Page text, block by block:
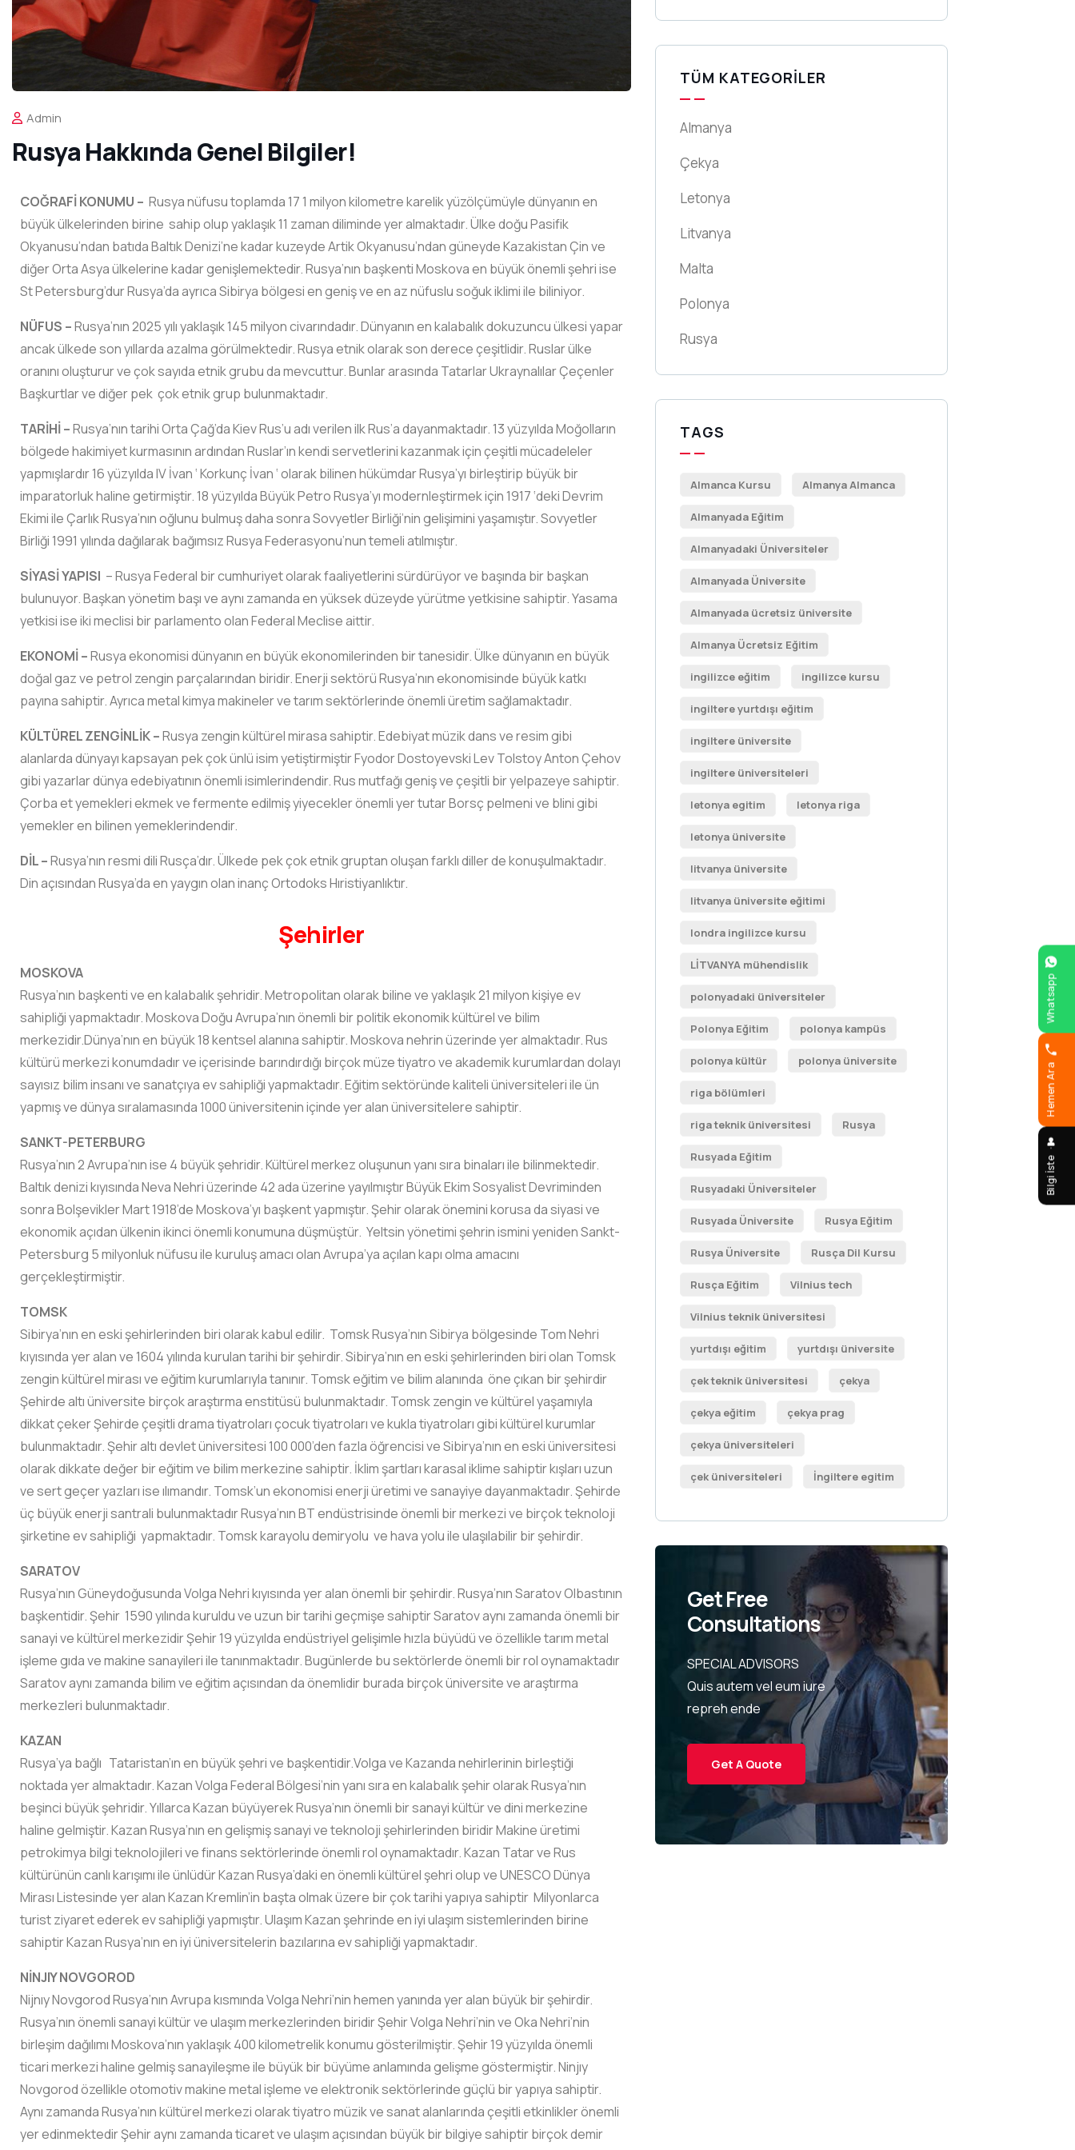
Admin
Rusya Hakkında Genel Bilgiler!
COĞRAFİ KONUMU – Rusya nüfusu toplamda 17 1 milyon kilometre karelik yüzölçümüyle dünyanın en
büyük ülkelerinden birine sahip olup yaklaşık 11 zaman diliminde yer almaktadır. Ülke doğu Pasifik
Okyanusu’ndan batıda Baltık Denizi’ne kadar kuzeyde Artik Okyanusu’ndan güneyde Kazakistan Çin ve
diğer Orta Asya ülkelerine kadar genişlemektedir. Rusya’nın başkenti Moskova en büyük önemli şehri ise
St Petersburg’dur Rusya’da ayrıca Sibirya bölgesi en geniş ve en az nüfuslu soğuk iklimi ile biliniyor.
NÜFUS –Rusya’nın 2025 yılı yaklaşık 145 milyon civarındadır. Dünyanın en kalabalık dokuzuncu ülkesi yapar
ancak ülkede son yıllarda azalma görülmektedir. Rusya etnik olarak son derece çeşitlidir. Ruslar ülke
oranını oluşturur ve çok sayıda etnik grubu da mevcuttur. Bunlar arasında Tatarlar Ukraynalılar Çeçenler
Başkurtlar ve diğer pek çok etnik grup bulunmaktadır.
TARİHİ –Rusya’nın tarihi Orta Çağ’da Kiev Rus’u adı verilen ilk Rus’a dayanmaktadır. 13 yüzyılda Moğolların
bölgede hakimiyet kurmasının ardından Ruslar’ın kendi servetlerini kazanmak için çeşitli mücadeleler
yapmışlardır 16 yüzyılda IV İvan ‘ Korkunç İvan ‘ olarak bilinen hükümdar Rusya’yı birleştirip büyük bir
imparatorluk haline getirmiştir. 18 yüzyılda Büyük Petro Rusya’yı modernleştirmek için 1917 ‘deki Devrim
Ekimi ile Çarlık Rusya’nın oğlunu bulmuş daha sonra Sovyetler Birliği’nin gelişimini yaşamıştır. Sovyetler
Birliği 1991 yılında dağılarak bağımsız Rusya Federasyonu’nun temeli atılmıştır.
SİYASİ YAPISI – Rusya Federal bir cumhuriyet olarak faaliyetlerini sürdürüyor ve başında bir başkan
bulunuyor. Başkan yönetim başı ve aynı zamanda en yüksek düzeyde yürütme yetkisine sahiptir. Yasama
yetkisi ise iki meclisi bir parlamento olan Federal Meclise aittir.
EKONOMİ –Rusya ekonomisi dünyanın en büyük ekonomilerinden bir tanesidir. Ülke dünyanın en büyük
doğal gaz ve petrol zengin parçalarından biridir. Enerji sektörü Rusya’nın ekonomisinde büyük katkı
payına sahiptir. Ayrıca metal kimya makineler ve tarım sektörlerinde önemli üretim sağlamaktadır.
KÜLTÜREL ZENGİNLİK –Rusya zengin kültürel mirasa sahiptir. Edebiyat müzik dans ve resim gibi
alanlarda dünyayı kapsayan pek çok ünlü isim yetiştirmiştir Fyodor Dostoyevski Lev Tolstoy Anton Çehov
gibi yazarlar dünya edebiyatının önemli isimlerindendir. Rus mutfağı geniş ve çeşitli bir yelpazeye sahiptir.
Çorba et yemekleri ekmek ve fermente edilmiş yiyecekler önemli yer tutar Borsç pelmeni ve blini gibi
yemekler en bilinen yemeklerindendir.
DİL –Rusya’nın resmi dili Rusça’dır. Ülkede pek çok etnik gruptan oluşan farklı diller de konuşulmaktadır.
Din açısından Rusya’da en yaygın olan inanç Ortodoks Hıristiyanlıktır.
Şehirler
MOSKOVA
Rusya’nın başkenti ve en kalabalık şehridir. Metropolitan olarak biline ve yaklaşık 21 milyon kişiye ev
sahipliği yapmaktadır. Moskova Doğu Avrupa’nın önemli bir politik ekonomik kültürel ve bilim
merkezidir.Dünya’nın en büyük 18 kentsel alanına sahiptir. Moskova nehrin üzerinde yer almaktadır. Rus
kültürü merkezi konumdadır ve içerisinde barındırdığı birçok müze tiyatro ve akademik kurumlardan dolayı
sayısız bilim insanı ve sanatçıya ev sahipliği yapmaktadır. Eğitim sektöründe kaliteli üniversiteleri ile ün
yapmış ve dünya sıralamasında 1000 üniversitenin içinde yer alan üniversitelere sahiptir.
SANKT-PETERBURG
Rusya’nın 2 Avrupa’nın ise 4 büyük şehridir. Kültürel merkez oluşunun yanı sıra binaları ile bilinmektedir.
Baltık denizi kıyısında Neva Nehri üzerinde 42 ada üzerine yayılmıştır Büyük Ekim Sosyalist Devriminden
sonra Bolşevikler Mart 1918’de Moskova’yı başkent yapmıştır. Şehir olarak önemini korusa da siyasi ve
ekonomik açıdan ülkenin ikinci önemli konumuna düşmüştür. Yeltsin yönetimi şehrin ismini yeniden Sankt-
Petersburg 5 milyonluk nüfusu ile kuruluş amacı olan Avrupa’ya açılan kapı olma amacını
gerçekleştirmiştir.
TOMSK
Sibirya’nın en eski şehirlerinden biri olarak kabul edilir. Tomsk Rusya’nın Sibirya bölgesinde Tom Nehri
kıyısında yer alan ve 1604 yılında kurulan tarihi bir şehirdir. Sibirya’nın en eski şehirlerinden biri olan Tomsk
zengin kültürel mirası ve eğitim kurumlarıyla tanınır. Tomsk eğitim ve bilim alanında öne çıkan bir şehirdir
Şehirde altı üniversite birçok araştırma enstitüsü bulunmaktadır. Tomsk zengin ve kültürel yaşamıyla
dikkat çeker Şehirde çeşitli drama tiyatroları çocuk tiyatroları ve kukla tiyatroları gibi kültürel kurumlar
bulunmaktadır. Şehir altı devlet üniversitesi 100 000’den fazla öğrencisi ve Sibirya’nın en eski üniversitesi
olarak dikkate değer bir eğitim ve bilim merkezine sahiptir. İklim şartları karasal iklime sahiptir kışları uzun
ve sert geçer yazları ise ılımandır. Tomsk’un ekonomisi enerji üretimi ve sanayiye dayanmaktadır. Şehirde
üç büyük enerji santrali bulunmaktadır Rusya’nın BT endüstrisinde önemli bir merkezi ve birçok teknoloji
şirketine ev sahipliği yapmaktadır. Tomsk karayolu demiryolu ve hava yolu ile ulaşılabilir bir şehirdir.
SARATOV
Rusya’nın Güneydoğusunda Volga Nehri kıyısında yer alan önemli bir şehirdir. Rusya’nın Saratov Olbastının
başkentidir. Şehir 1590 yılında kuruldu ve uzun bir tarihi geçmişe sahiptir Saratov aynı zamanda önemli bir
sanayi ve kültürel merkezidir Şehir 19 yüzyılda endüstriyel gelişimle hızla büyüdü ve özellikle tarım metal
işleme gıda ve makine sanayileri ile tanınmaktadır. Bugünlerde bu sektörlerde önemli bir rol oynamaktadır
Saratov aynı zamanda bilim ve eğitim açısından da önemlidir burada birçok üniversite ve araştırma
merkezleri bulunmaktadır.
KAZAN
Rusya’ya bağlı Tataristan’ın en büyük şehri ve başkentidir.Volga ve Kazanda nehirlerinin birleştiği
noktada yer almaktadır. Kazan Volga Federal Bölgesi’nin yanı sıra en kalabalık şehir olarak Rusya’nın
beşinci büyük şehridir. Yıllarca Kazan büyüyerek Rusya’nın önemli bir sanayi kültür ve dini merkezine
haline gelmiştir. Kazan Rusya’nın en gelişmiş sanayi ve teknoloji şehirlerinden biridir Makine üretimi
petrokimya bilgi teknolojileri ve finans sektörlerinde önemli rol oynamaktadır. Kazan Tatar ve Rus
kültürünün canlı karışımı ile ünlüdür Kazan Rusya’daki en önemli kültürel şehri olup ve UNESCO Dünya
Mirası Listesinde yer alan Kazan Kremlin’in başta olmak üzere bir çok tarihi yapıya sahiptir Milyonlarca
turist ziyaret ederek ev sahipliği yapmıştır. Ulaşım Kazan şehrinde en iyi ulaşım sistemlerinden birine
sahiptir Kazan Rusya’nın en iyi üniversitelerin bazılarına ev sahipliği yapmaktadır.
NİNJIY NOVGOROD
Nijnıy Novgorod Rusya’nın Avrupa kısmında Volga Nehri’nin hemen yanında yer alan büyük bir şehirdir.
Rusya’nın önemli sanayi kültür ve ulaşım merkezlerinden biridir Şehir Volga Nehri’nin ve Oka Nehri’nin
birleşim dağılımı Moskova’nın yaklaşık 400 kilometrelik konumu gösterilmiştir. Şehir 19 yüzyılda önemli
ticari merkezi haline gelmiş sanayileşme ile büyük bir büyüme anlamında gelişme göstermiştir. Ninjıy
Novgorod özellikle otomotiv makine metal işleme ve elektronik sektörlerinde güçlü bir yapıya sahiptir.
Aynı zamanda Rusya’nın kültürel merkezi olarak tiyatro müzik ve sanat alanlarında çeşitli etkinlikler önemli
yer edinmektedir Şehir aynı zamanda ticaret ve ulaşım açısından büyük bir bilgiye sahiptir birçok demir
TÜM KATEGORILER
Almanya
Çekya
Letonya
Litvanya
Malta
Polonya
Rusya
TAGS
Almanca Kursu Almanya Almanca
Almanyada Eğitim
Almanyadaki Üniversiteler
Almanyada Üniversite
Almanyada ücretsiz üniversite
Almanya Ücretsiz Eğitim
ingilizce eğitim ingilizce kursu
ingiltere yurtdışı eğitim
ingiltere üniversite
ingiltere üniversiteleri
letonya egitim letonya riga
letonya üniversite
litvanya üniversite
litvanya üniversite eğitimi
londra ingilizce kursu
LİTVANYA mühendislik
polonyadaki üniversiteler
Polonya Eğitim polonya kampüs
polonya kültür polonya üniversite
riga bölümleri
riga teknik üniversitesi Rusya
Rusyada Eğitim
Rusyadaki Üniversiteler
Rusyada Üniversite Rusya Eğitim
Rusya Üniversite Rusça Dil Kursu
Rusça Eğitim Vilnius tech
Vilnius teknik üniversitesi
yurtdışı eğitim yurtdışı üniversite
çek teknik üniversitesi çekya
çekya eğitim çekya prag
çekya üniversiteleri
çek üniversiteleri İngiltere egitim
Get Free
Consultations
SPECIAL ADVISORS
Quis autem vel eum iure
repreh ende
Get A Quote
Whatsapp
Hemen Ara
Bilgi İste